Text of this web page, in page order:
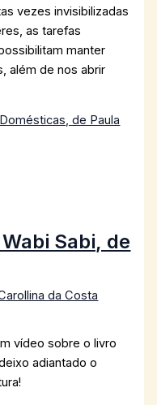
vezes invisibilizadas
as tarefas
manter
além de nos abrir
de Paula
Sabi, de
da Costa
vídeo sobre o livro
adiantado o